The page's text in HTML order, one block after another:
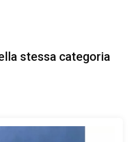
stessa categoria